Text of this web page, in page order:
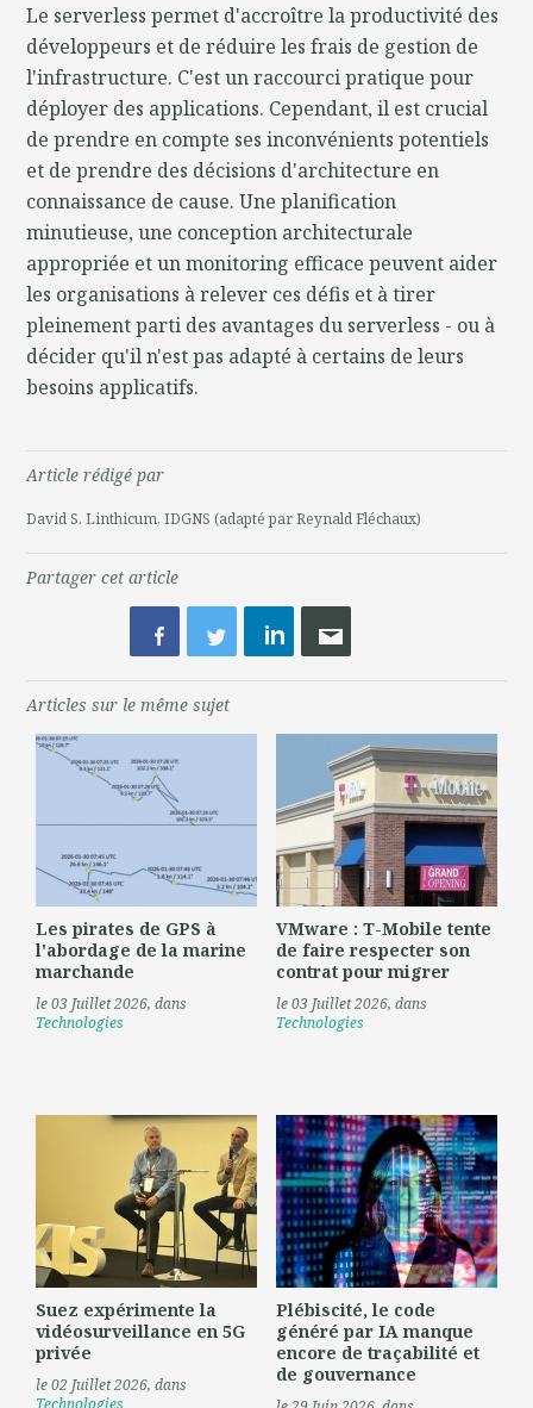
Le serverless permet d'accroître la productivité des
développeurs et de réduire les frais de gestion de
l'infrastructure. C'est un raccourci pratique pour
déployer des applications. Cependant, il est crucial
de prendre en compte ses inconvénients potentiels
et de prendre des décisions d'architecture en
connaissance de cause. Une planification
minutieuse, une conception architecturale
appropriée et un monitoring efficace peuvent aider
les organisations à relever ces défis et à tirer
pleinement parti des avantages du serverless - ou à
décider qu'il n'est pas adapté à certains de leurs
besoins applicatifs.
Article rédigé par
David S. Linthicum, IDGNS (adapté par Reynald Fléchaux)
Partager cet article
Articles sur le même sujet
Les pirates de GPS à
l'abordage de la marine
marchande
le 03 Juillet 2026, dans
Technologies
VMware : T-Mobile tente
de faire respecter son
contrat pour migrer
le 03 Juillet 2026, dans
Technologies
Suez expérimente la
vidéosurveillance en 5G
privée
le 02 Juillet 2026, dans
Technologies
Plébiscité, le code
généré par IA manque
encore de traçabilité et
de gouvernance